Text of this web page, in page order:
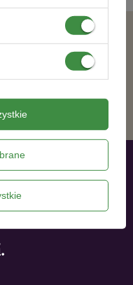
oraz przetwarzanie danych osobowych zgodnie z